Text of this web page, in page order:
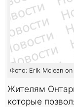
Фото: Erik Mclean
Жителям
которые